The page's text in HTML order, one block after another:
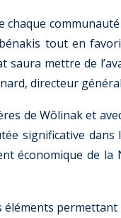
tout en
saura mettre de
directeur
de Wôlinak et
significative
économique de la